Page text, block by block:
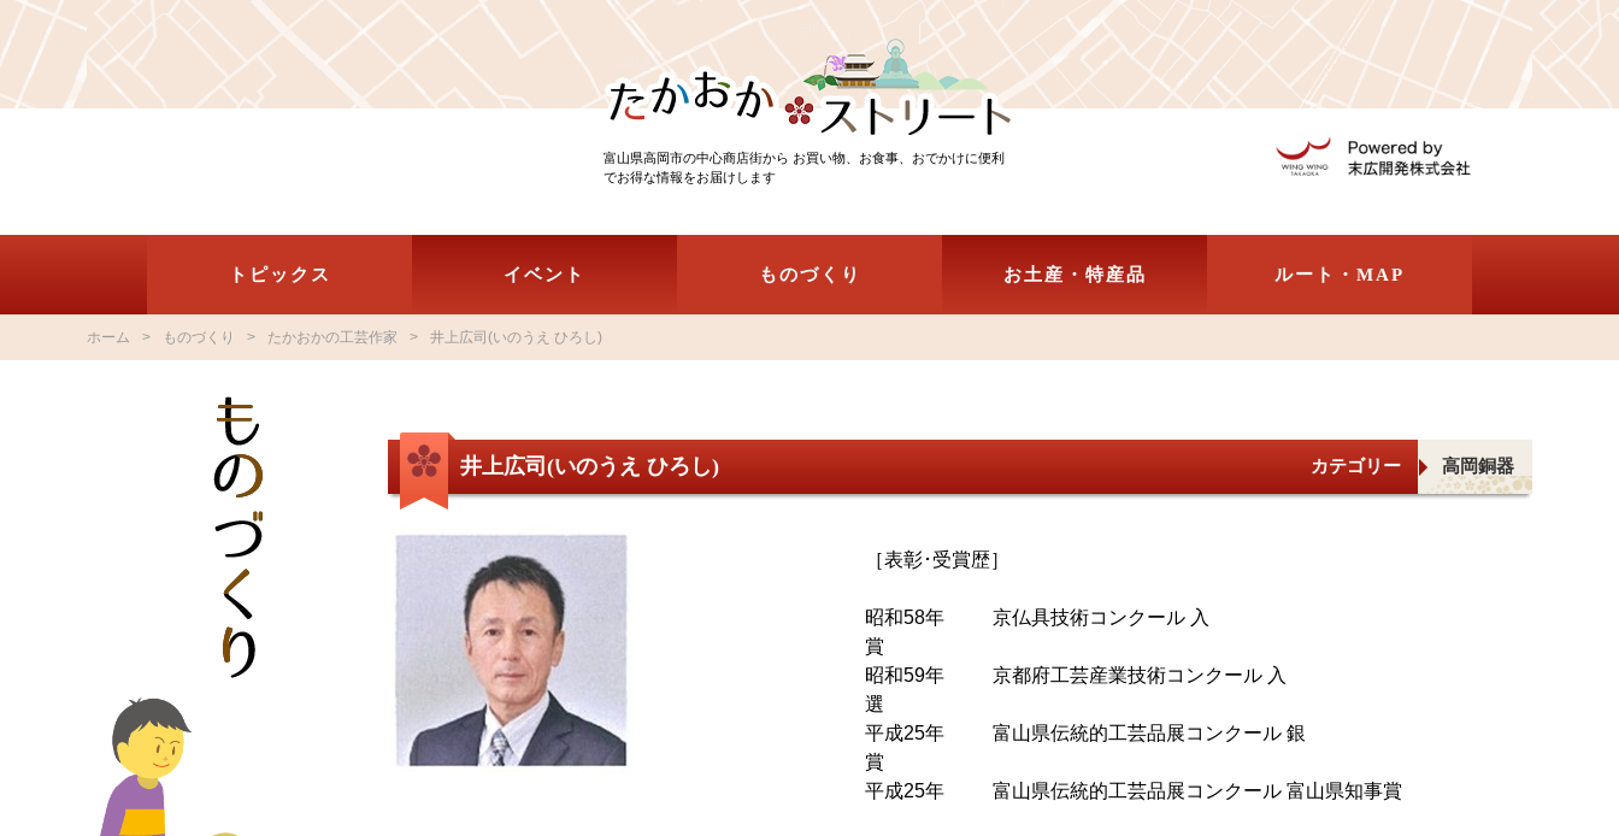
富山県高岡市の中心商店街から お買い物、お食事、おでかけに便利
でお得な情報をお届けします
トピックス イベント ものづくり お土産・特産品 ルート・MAP
ホーム ものづくり たかおかの工芸作家 井上広司(いのうえ ひろし)
井上広司(いのうえ ひろし) カテゴリー 高岡銅器
［表彰･受賞歴］
昭和58年 京仏具技術コンクール 入
昭和59年 京都府工芸産業技術コンクール 入
平成25年 富山県伝統的工芸品展コンクール 銀
平成25年 富山県伝統的工芸品展コンクール 富山県知事賞